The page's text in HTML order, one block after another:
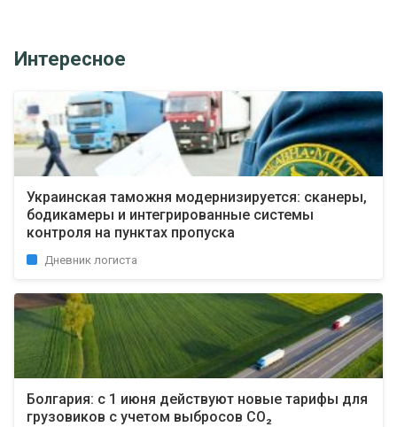
Интересное
Украинская таможня модернизируется: сканеры,
бодикамеры и интегрированные системы
контроля на пунктах пропуска
Дневник логиста
Болгария: с 1 июня действуют новые тарифы для
грузовиков с учетом выбросов CO₂